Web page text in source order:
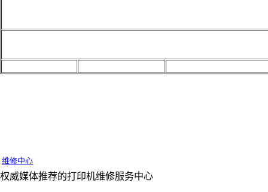
维修中心
权威媒体推荐的打印机维修服务中心